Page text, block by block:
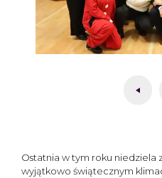
Ostatnia w tym roku niedziela
wyjątkowo świątecznym